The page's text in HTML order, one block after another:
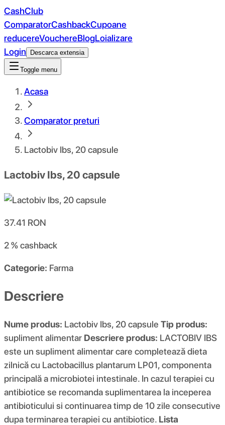
CashClub
ComparatorCashbackCupoane
reducereVouchereBlogLoializare
Login
Descarca extensia
Toggle menu
Acasa
Comparator preturi
Lactobiv Ibs, 20 capsule
Lactobiv Ibs, 20 capsule
37.41 RON
2 %cashback
Categorie: Farma
Descriere
Nume produs: Lactobiv Ibs, 20 capsule Tip produs:
supliment alimentar Descriere produs: LACTOBIV IBS
este un supliment alimentar care completează dieta
zilnică cu Lactobacillus plantarum LP01, componenta
principală a microbiotei intestinale. In cazul terapiei cu
antibiotice se recomanda suplimentarea la inceperea
antibioticului si continuarea timp de 10 zile consecutive
dupa terminarea terapiei cu antibiotice. Lista